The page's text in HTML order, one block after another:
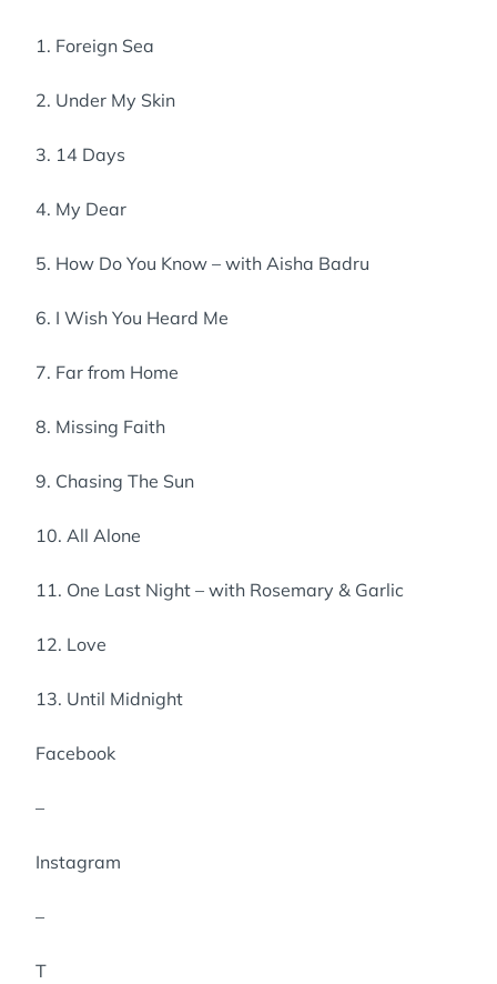
1. Foreign Sea
2. Under My Skin
3. 14 Days
4. My Dear
5. How Do You Know – with Aisha Badru
6. I Wish You Heard Me
7. Far from Home
8. Missing Faith
9. Chasing The Sun
10. All Alone
11. One Last Night – with Rosemary & Garlic
12. Love
13. Until Midnight
Facebook
–
Instagram
–
T